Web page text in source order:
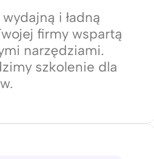
Twojej strony,
płynne
doświadczenie